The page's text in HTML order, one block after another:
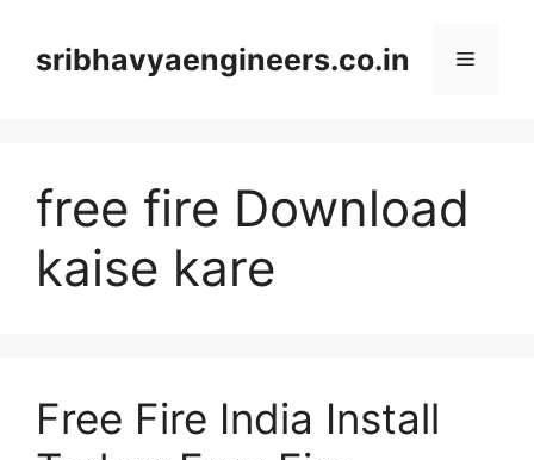
contentsribhavyaengineers.co.in Menu
free fire Download
kaise kare
Free Fire India Install